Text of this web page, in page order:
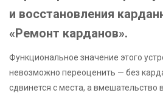
и восстановления
«Ремонт карданов».
Функциональное значение этого
невозможно переоценить — без
сдвинется с места, а вмешательство